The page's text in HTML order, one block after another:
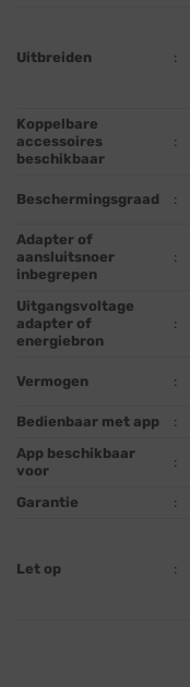
Uitbreiden :
Koppelbare
accessoires
beschikbaar
:
Beschermingsgraad :
Adapter of
aansluitsnoer
inbegrepen
:
Uitgangsvoltage
adapter of
energiebron
:
Vermogen :
Bedienbaar met app
:
App beschikbaar
voor
:
Garantie :
Let op :